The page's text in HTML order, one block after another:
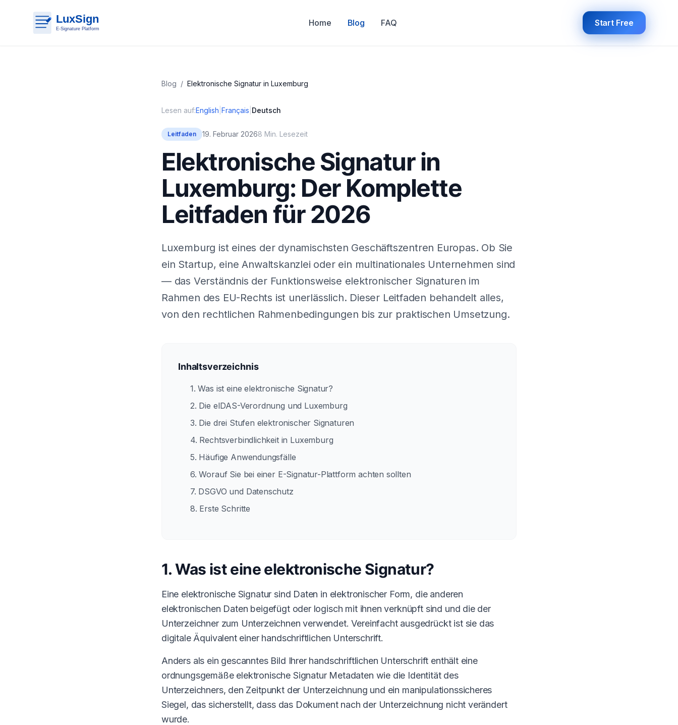
Home Blog FAQ Start Free
Blog / Elektronische Signatur in Luxemburg
Lesen auf:English Français Deutsch
Leitfaden 19. Februar 20268 Min. Lesezeit
Elektronische Signatur in
Luxemburg: Der Komplette
Leitfaden für 2026
Luxemburg ist eines der dynamischsten Geschäftszentren Europas. Ob Sie
ein Startup, eine Anwaltskanzlei oder ein multinationales Unternehmen sind
— das Verständnis der Funktionsweise elektronischer Signaturen im
Rahmen des EU-Rechts ist unerlässlich. Dieser Leitfaden behandelt alles,
von den rechtlichen Rahmenbedingungen bis zur praktischen Umsetzung.
Inhaltsverzeichnis
1. Was ist eine elektronische Signatur?
2. Die eIDAS-Verordnung und Luxemburg
3. Die drei Stufen elektronischer Signaturen
4. Rechtsverbindlichkeit in Luxemburg
5. Häufige Anwendungsfälle
6. Worauf Sie bei einer E-Signatur-Plattform achten sollten
7. DSGVO und Datenschutz
8. Erste Schritte
1. Was ist eine elektronische Signatur?
Eine elektronische Signatur sind Daten in elektronischer Form, die anderen
elektronischen Daten beigefügt oder logisch mit ihnen verknüpft sind und die der
Unterzeichner zum Unterzeichnen verwendet. Vereinfacht ausgedrückt ist sie das
digitale Äquivalent einer handschriftlichen Unterschrift.
Anders als ein gescanntes Bild Ihrer handschriftlichen Unterschrift enthält eine
ordnungsgemäße elektronische Signatur Metadaten wie die Identität des
Unterzeichners, den Zeitpunkt der Unterzeichnung und ein manipulationssicheres
Siegel, das sicherstellt, dass das Dokument nach der Unterzeichnung nicht verändert
wurde.